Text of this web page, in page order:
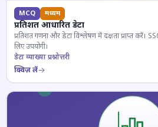
MCQ मध्यम
प्रतिशत आधारित डेटा
प्रतिशत गणना और डेटा विश्लेषण में दक्षता प्राप्त करें।
लिए उपयोगी।
डेटा व्याख्या प्रश्नोत्तरी
क्विज़ लें